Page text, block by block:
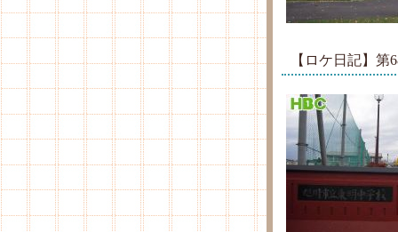
【ロケ日記】